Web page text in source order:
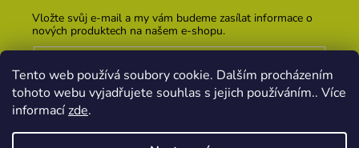
Tento web používá soubory cookie. Dalším procházením
tohoto webu vyjadřujete souhlas s jejich používáním.. Více
informacízde.
Vložte svůj e-mail a my vám budeme zasílat informace o
nových produktech na našem e-shopu.
Vložením e-mailu souhlasíte spodmínkami ochrany
osobních údajů
PŘIHLÁSIT SE